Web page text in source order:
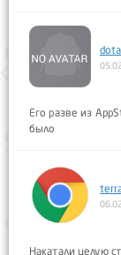
Его разве из
было
Накатали целую